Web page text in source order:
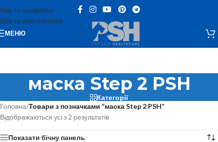
Skip to navigation
Skip to main content
МЕНЮ
маска Step 2 PSH
Категорії
Головна/Товари з позначками “маска Step 2 PSH”
Відображаються усі з 2 результатів
Показати бічну панель